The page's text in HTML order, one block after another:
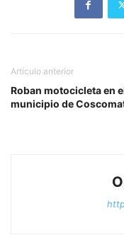
Artículo anterior
Roban motocicleta en
municipio de